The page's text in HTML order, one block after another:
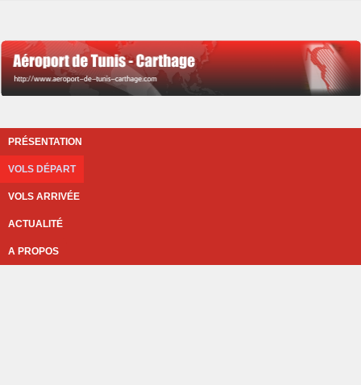
PRÉSENTATION
VOLS DÉPART
VOLS ARRIVÉE
ACTUALITÉ
A PROPOS